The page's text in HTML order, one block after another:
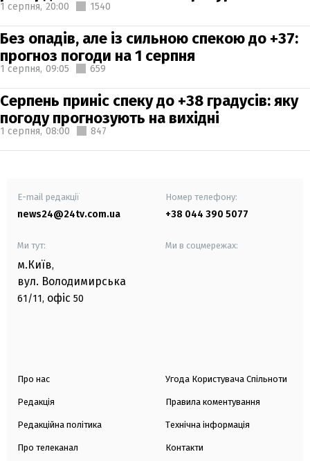
1 серпня, 20:00 1540
Без опадів, але із сильною спекою до +37:
прогноз погоди на 1 серпня
1 серпня, 09:05 659
Серпень приніс спеку до +38 градусів: яку
погоду прогнозують на вихідні
1 серпня, 08:00 847
E-mail редакції
news24@24tv.com.ua
Номер телефону:
+38 044 390 5077
Ми тут:
м.Київ,
вул. Володимирська
61/11, офіс 50
Ми в соцмережах:
Про нас
Редакція
Редакційна політика
Про телеканал
Угода Користувача Спільноти
Правила коментування
Технічна інформація
Контакти